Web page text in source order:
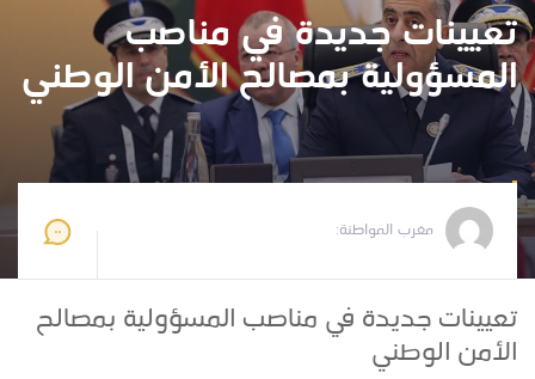
تعيينات جديدة في مناصب
المسؤولية بمصالح الأمن الوطني
مغرب المواطنة:
تعيينات جديدة في مناصب المسؤولية بمصالح
الأمن الوطني